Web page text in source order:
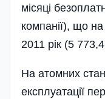
місяці
компанії), що
2011 рік (5
На атомних
експлуатації